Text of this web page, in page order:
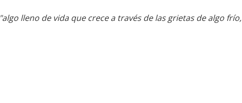
"algo lleno de vida que crece a través de las grietas de algo frío,